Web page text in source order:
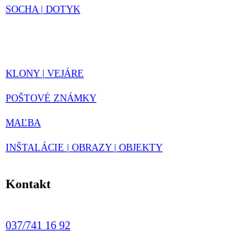
SOCHA | DOTYK
KLONY | VEJÁRE
POŠTOVÉ ZNÁMKY
MAĽBA
INŠTALÁCIE | OBRAZY | OBJEKTY
Kontakt
037/741 16 92